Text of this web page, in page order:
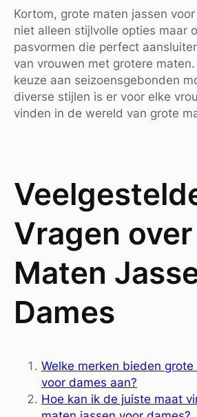
Kortom, grote maten jassen
niet alleen stijlvolle opties maar
pasvormen die perfect
van vrouwen met grotere
keuze aan seizoensgebonden
diverse stijlen is er voor elke
vinden in de wereld van grote
Vragen
Maten
Dames
Welke merken bieden
voor dames aan?
Hoe kan ik de juiste maat